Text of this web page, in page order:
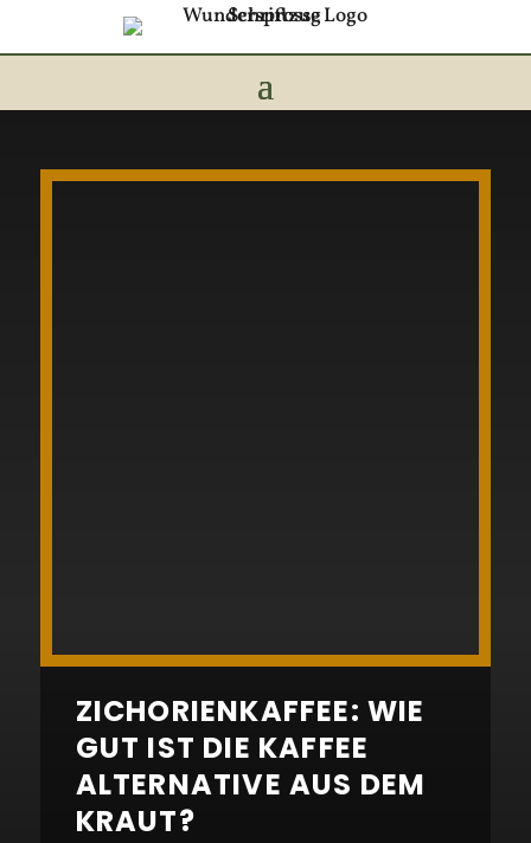
ZICHORIENKAFFEE: WIE
GUT IST DIE KAFFEE
ALTERNATIVE AUS DEM
KRAUT?